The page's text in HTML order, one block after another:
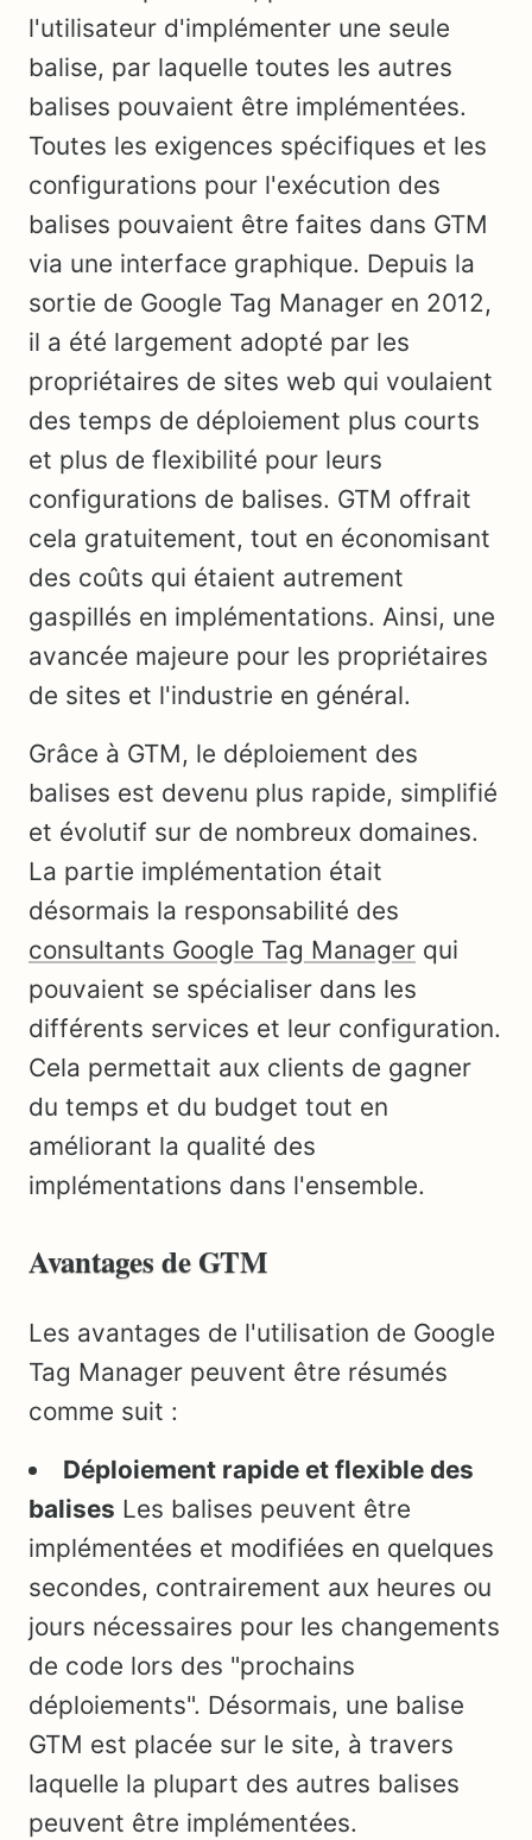
l'utilisateur d'implémenter une seule
balise, par laquelle toutes les autres
balises pouvaient être implémentées.
Toutes les exigences spécifiques et les
configurations pour l'exécution des
balises pouvaient être faites dans GTM
via une interface graphique. Depuis la
sortie de Google Tag Manager en 2012,
il a été largement adopté par les
propriétaires de sites web qui voulaient
des temps de déploiement plus courts
et plus de flexibilité pour leurs
configurations de balises. GTM offrait
cela gratuitement, tout en économisant
des coûts qui étaient autrement
gaspillés en implémentations. Ainsi, une
avancée majeure pour les propriétaires
de sites et l'industrie en général.
Grâce à GTM, le déploiement des
balises est devenu plus rapide, simplifié
et évolutif sur de nombreux domaines.
La partie implémentation était
désormais la responsabilité des
consultants Google Tag Manager qui
pouvaient se spécialiser dans les
différents services et leur configuration.
Cela permettait aux clients de gagner
du temps et du budget tout en
améliorant la qualité des
implémentations dans l'ensemble.
Avantages de GTM
Les avantages de l'utilisation de Google
Tag Manager peuvent être résumés
comme suit :
Déploiement rapide et flexible des
balises Les balises peuvent être
implémentées et modifiées en quelques
secondes, contrairement aux heures ou
jours nécessaires pour les changements
de code lors des "prochains
déploiements". Désormais, une balise
GTM est placée sur le site, à travers
laquelle la plupart des autres balises
peuvent être implémentées.